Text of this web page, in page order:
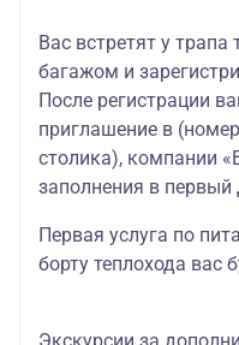
Вас встретят у трапа
багажом и
После регистрации
приглашение в
столика), компании
заполнения в первый
Первая услуга по
борту теплохода вас